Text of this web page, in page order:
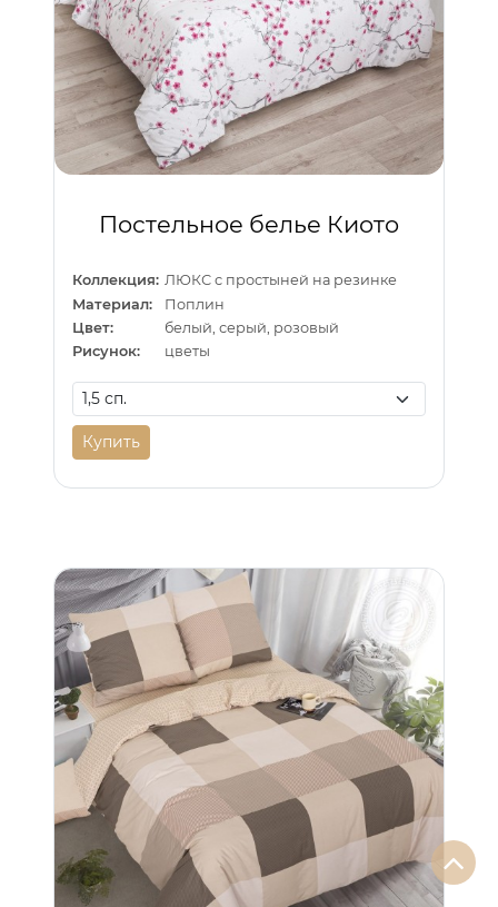
Постельное белье Киото
Коллекция: ЛЮКС с простыней на резинке
Материал:
Поплин
Цвет:
белый, серый, розовый
Рисунок:
цветы
Купить